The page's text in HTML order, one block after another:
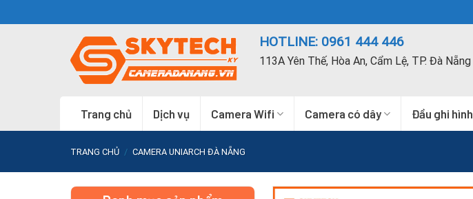
to
HOTLINE: 0961 444 446
113A Yên Thế, Hòa An, Cẩm Lệ, TP. Đà Nẵng
Trang chủ Dịch vụ Camera Wifi Camera có dây Đầu ghi hình
TRANG CHỦ / CAMERA UNIARCH ĐÀ NẴNG